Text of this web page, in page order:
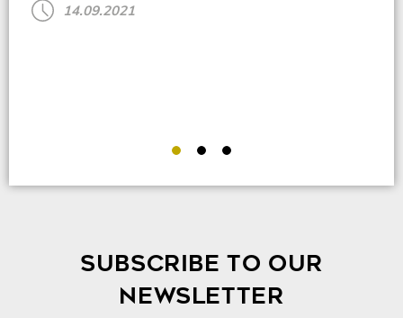
14.09.2021
SUBSCRIBE TO OUR
NEWSLETTER